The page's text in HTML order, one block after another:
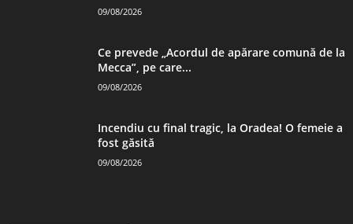
09/08/2026
Ce prevede „Acordul de apărare comună de la
Mecca”, pe care...
09/08/2026
Incendiu cu final tragic, la Oradea! O femeie a
fost găsită
09/08/2026